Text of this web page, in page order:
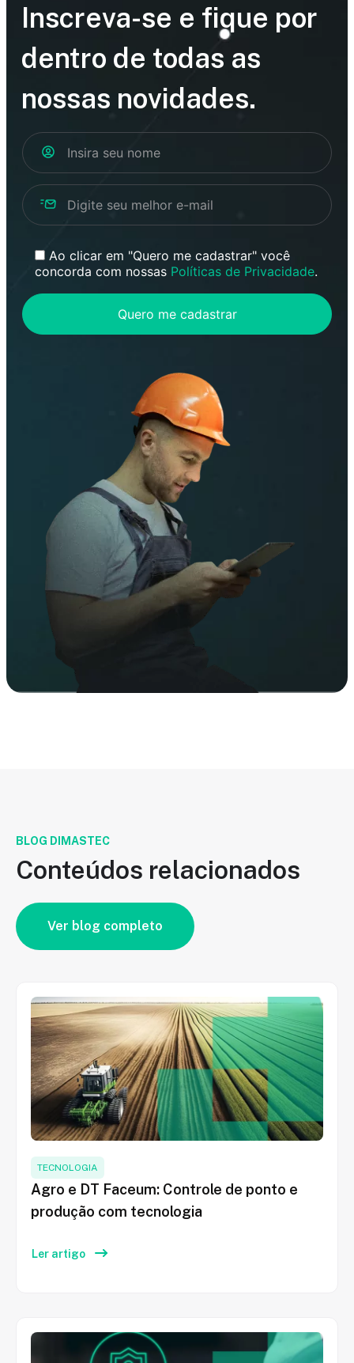
Inscreva-se e fique por
dentro de todas as
nossas novidades.
Ao clicar em "Quero me cadastrar" você
concorda com nossas Políticas de Privacidade.
BLOG DIMASTEC
Conteúdos relacionados
Ver blog completo
TECNOLOGIA
Agro e DT Faceum: Controle de ponto e
produção com tecnologia
Ler artigo